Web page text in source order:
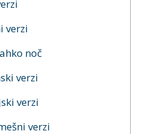
verzi
noč
verzi
verzi
verzi